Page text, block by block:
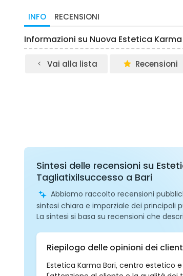
INFO RECENSIONI
Informazioni su Nuova Estetica
Vai alla lista Recensioni
Sintesi delle recensioni su
Tagliatixilsuccesso a Bari
Abbiamo raccolto recensioni
sintesi chiara e imparziale dei principali
La sintesi si basa su recensioni che
Riepilogo delle opinioni dei
Estetica Karma Bari, centro estetico